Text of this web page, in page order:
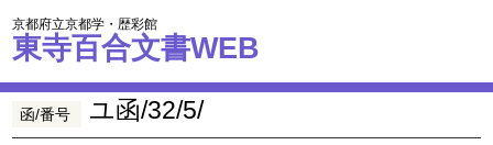
京都府立京都学・歴彩館
東寺百合文書WEB
函/番号 ユ函/32/5/